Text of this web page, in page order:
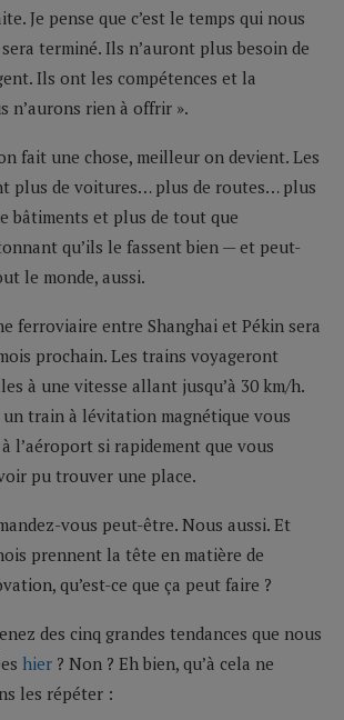
Je pense que c’est le temps qui nous
terminé. Ils n’auront plus besoin de
Ils ont les compétences et la
n’aurons rien à offrir ».
fait une chose, meilleur on devient. Les
plus de voitures… plus de routes… plus
bâtiments et plus de tout que
qu’ils le fassent bien — et peut-
le monde, aussi.
ferroviaire entre Shanghai et Pékin sera
prochain. Les trains voyageront
à une vitesse allant jusqu’à 30 km/h.
train à lévitation magnétique vous
l’aéroport si rapidement que vous
pu trouver une place.
vous peut-être. Nous aussi. Et
prennent la tête en matière de
qu’est-ce que ça peut faire ?
des cinq grandes tendances que nous
hier ? Non ? Eh bien, qu’à cela ne
les répéter :